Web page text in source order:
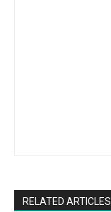
RELATED ARTICLES